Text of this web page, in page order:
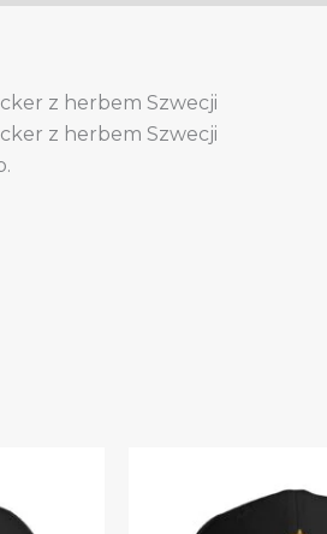
z herbem Szwecji
z herbem Szwecji